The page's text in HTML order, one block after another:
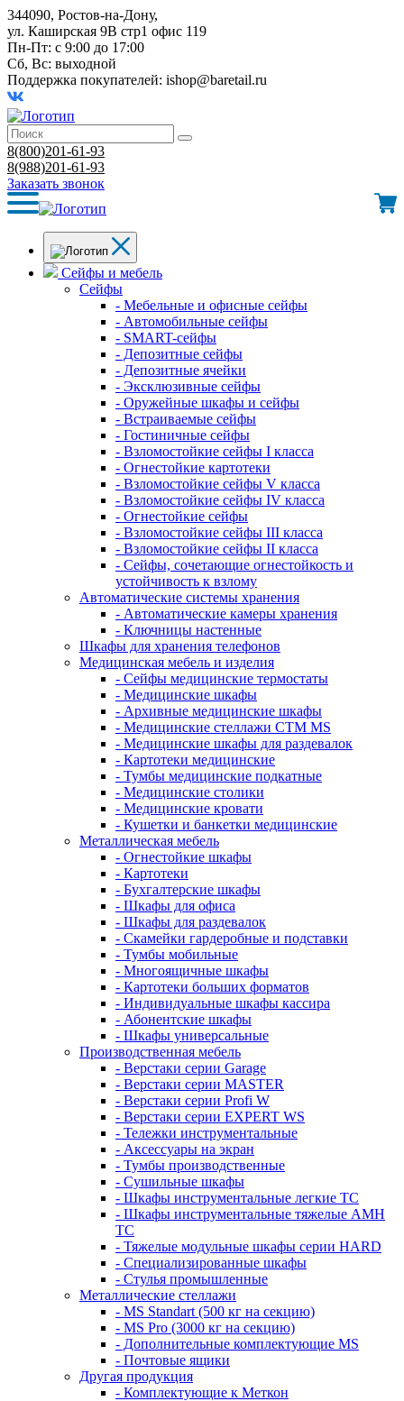
344090, Ростов-на-Дону,
ул. Каширская 9В стр1 офис 119
Пн-Пт: с 9:00 до 17:00
Сб, Вс: выходной
Поддержка покупателей: ishop@baretail.ru
8(800)201-61-93
8(988)201-61-93
Заказать звонок
Сейфы и мебель
Сейфы
- Мебельные и офисные сейфы
- Автомобильные сейфы
- SMART-сейфы
- Депозитные сейфы
- Депозитные ячейки
- Эксклюзивные сейфы
- Оружейные шкафы и сейфы
- Встраиваемые сейфы
- Гостиничные сейфы
- Взломостойкие сейфы I класса
- Огнестойкие картотеки
- Взломостойкие сейфы V класса
- Взломостойкие сейфы IV класса
- Огнестойкие сейфы
- Взломостойкие сейфы III класса
- Взломостойкие сейфы II класса
- Сейфы, сочетающие огнестойкость и
устойчивость к взлому
Автоматические системы хранения
- Автоматические камеры хранения
- Ключницы настенные
Шкафы для хранения телефонов
Медицинская мебель и изделия
- Сейфы медицинские термостаты
- Медицинские шкафы
- Архивные медицинские шкафы
- Медицинские стеллажи CTM MS
- Медицинские шкафы для раздевалок
- Картотеки медицинские
- Тумбы медицинские подкатные
- Медицинские столики
- Медицинские кровати
- Кушетки и банкетки медицинские
Металлическая мебель
- Огнестойкие шкафы
- Картотеки
- Бухгалтерские шкафы
- Шкафы для офиса
- Шкафы для раздевалок
- Скамейки гардеробные и подставки
- Тумбы мобильные
- Многоящичные шкафы
- Картотеки больших форматов
- Индивидуальные шкафы кассира
- Абонентские шкафы
- Шкафы универсальные
Производственная мебель
- Верстаки серии Garage
- Верстаки серии MASTER
- Верстаки серии Profi W
- Верстаки серии EXPERT WS
- Тележки инструментальные
- Аксессуары на экран
- Тумбы производственные
- Cушильные шкафы
- Шкафы инструментальные легкие ТС
- Шкафы инструментальные тяжелые AMH
TC
- Тяжелые модульные шкафы серии HARD
- Cпециализированные шкафы
- Стулья промышленные
Металлические стеллажи
- MS Standart (500 кг на секцию)
- MS Pro (3000 кг на секцию)
- Дополнительные комплектующие MS
- Почтовые ящики
Другая продукция
- Комплектующие к Меткон